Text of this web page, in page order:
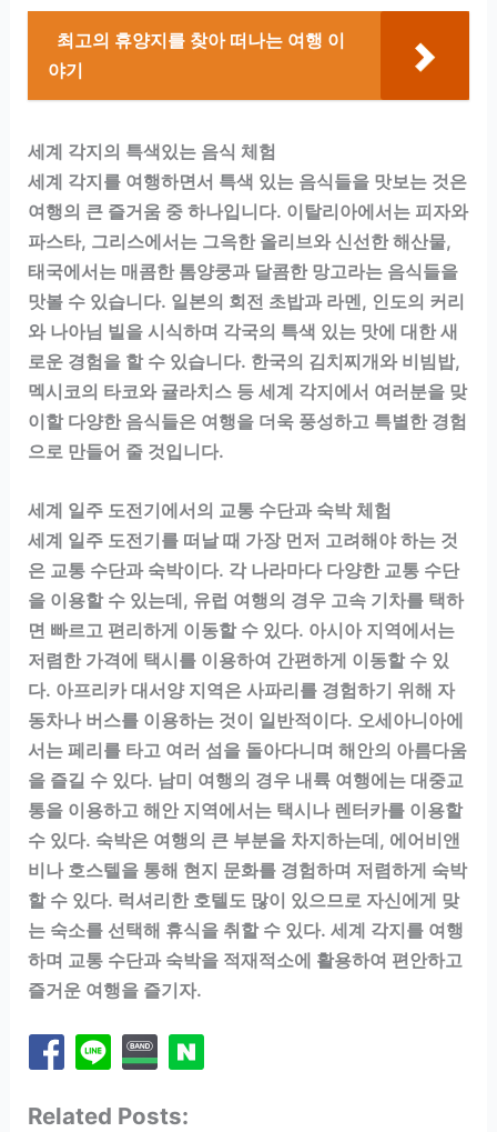
최고의 휴양지를 찾아 떠나는 여행 이
야기
세계 각지의 특색있는 음식 체험
세계 각지를 여행하면서 특색 있는 음식들을 맛보는 것은
여행의 큰 즐거움 중 하나입니다. 이탈리아에서는 피자와
파스타, 그리스에서는 그윽한 올리브와 신선한 해산물,
태국에서는 매콤한 톰양쿵과 달콤한 망고라는 음식들을
맛볼 수 있습니다. 일본의 회전 초밥과 라멘, 인도의 커리
와 나아님 빌을 시식하며 각국의 특색 있는 맛에 대한 새
로운 경험을 할 수 있습니다. 한국의 김치찌개와 비빔밥,
멕시코의 타코와 귤라치스 등 세계 각지에서 여러분을 맞
이할 다양한 음식들은 여행을 더욱 풍성하고 특별한 경험
으로 만들어 줄 것입니다.
세계 일주 도전기에서의 교통 수단과 숙박 체험
세계 일주 도전기를 떠날 때 가장 먼저 고려해야 하는 것
은 교통 수단과 숙박이다. 각 나라마다 다양한 교통 수단
을 이용할 수 있는데, 유럽 여행의 경우 고속 기차를 택하
면 빠르고 편리하게 이동할 수 있다. 아시아 지역에서는
저렴한 가격에 택시를 이용하여 간편하게 이동할 수 있
다. 아프리카 대서양 지역은 사파리를 경험하기 위해 자
동차나 버스를 이용하는 것이 일반적이다. 오세아니아에
서는 페리를 타고 여러 섬을 돌아다니며 해안의 아름다움
을 즐길 수 있다. 남미 여행의 경우 내륙 여행에는 대중교
통을 이용하고 해안 지역에서는 택시나 렌터카를 이용할
수 있다. 숙박은 여행의 큰 부분을 차지하는데, 에어비앤
비나 호스텔을 통해 현지 문화를 경험하며 저렴하게 숙박
할 수 있다. 럭셔리한 호텔도 많이 있으므로 자신에게 맞
는 숙소를 선택해 휴식을 취할 수 있다. 세계 각지를 여행
하며 교통 수단과 숙박을 적재적소에 활용하여 편안하고
즐거운 여행을 즐기자.
Related Posts: